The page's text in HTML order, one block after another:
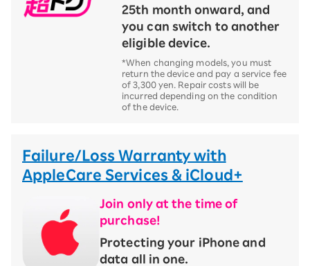
25th month onward, and
you can switch to another
eligible device.
*When changing models, you must
return the device and pay a service fee
of 3,300 yen. Repair costs will be
incurred depending on the condition
of the device.
Failure/Loss Warranty with
AppleCare Services & iCloud+
Join only at the time of
purchase!
Protecting your iPhone and
data all in one.